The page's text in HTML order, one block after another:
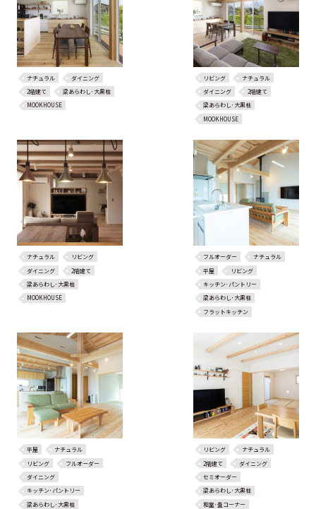
ナチュラル
ダイニング
2階建て
梁あらわし･大黒柱
MOOKHOUSE
リビング
ナチュラル
ダイニング
2階建て
梁あらわし･大黒柱
MOOKHOUSE
ナチュラル
リビング
ダイニング
2階建て
梁あらわし･大黒柱
MOOKHOUSE
フルオーダー
ナチュラル
平屋
リビング
キッチン･パントリー
梁あらわし･大黒柱
フラットキッチン
平屋
ナチュラル
リビング
フルオーダー
ダイニング
キッチン･パントリー
梁あらわし･大黒柱
リビング
ナチュラル
2階建て
ダイニング
セミオーダー
梁あらわし･大黒柱
和室･畳コーナー